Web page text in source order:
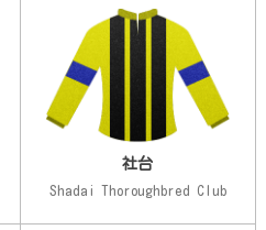
社台
Shadai Thoroughbred Club